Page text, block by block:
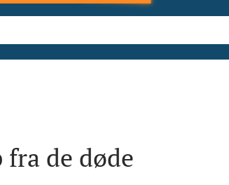
fra de døde